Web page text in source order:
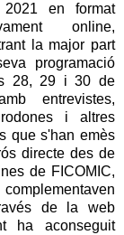
2021 en format
online,
la major part
programació
28, 29 i 30 de
entrevistes,
i altres
que s'han emès
directe des de
de FICOMIC,
de la web
ha aconseguit